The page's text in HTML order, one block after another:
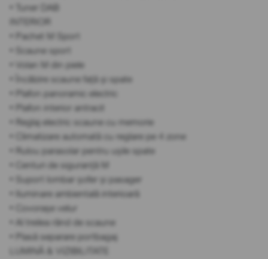
• Tuner DAB
• Pachet M Sport
• Scaune sport
• Volan M din piele
• Încălzire scaune față și spate
• Plafon panoramic electric
• Plafon interior antracit
• Reglaj electric scaune cu memorie
• Climatizare automată cu reglare pe 4 zone
• Rulou parasolar pentru ușile spate
• Centuri de siguranță M
• Suport lombar șofer și pasager
• Iluminare ambientală interioară
• Covorașe velur
• Al treilea rând de scaune
• Plasă separare portbagaj
LUMINĂ & VIZIBILITATE